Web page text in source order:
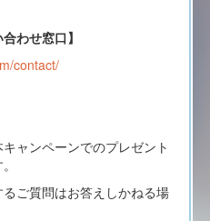
わせ窓口】
contact/
ャンペーンでのプレゼント
ご質問はお答えしかねる場